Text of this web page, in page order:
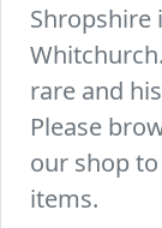
Shropshire
rare and
Please
our shop
items.